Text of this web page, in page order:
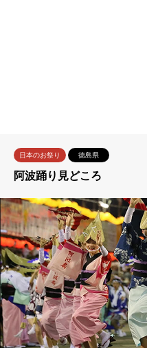
日本のお祭り 徳島県
阿波踊り見どころ